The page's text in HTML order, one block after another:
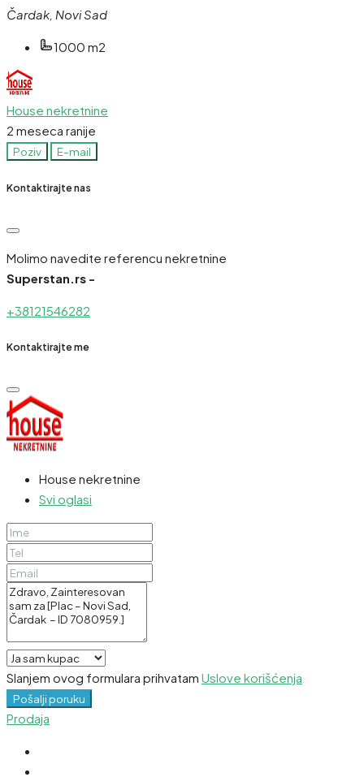
Čardak, Novi Sad
1000 m2
House nekretnine
2 meseca ranije
Poziv E-mail
Kontaktirajte nas
Molimo navedite referencu nekretnine
Superstan.rs -
+38121546282
Kontaktirajte me
House nekretnine
Svi oglasi
Slanjem ovog formulara prihvatam Uslove korišćenja
Pošalji poruku
Prodaja